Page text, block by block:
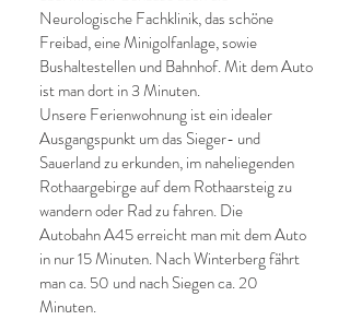
Neurologische Fachklinik, das schöne
Freibad, eine Minigolfanlage, sowie
Bushaltestellen und Bahnhof. Mit dem Auto
ist man dort in 3 Minuten.
Unsere Ferienwohnung ist ein idealer
Ausgangspunkt um das Sieger- und
Sauerland zu erkunden, im naheliegenden
Rothaargebirge auf dem Rothaarsteig zu
wandern oder Rad zu fahren. Die
Autobahn A45 erreicht man mit dem Auto
in nur 15 Minuten. Nach Winterberg fährt
man ca. 50 und nach Siegen ca. 20
Minuten.